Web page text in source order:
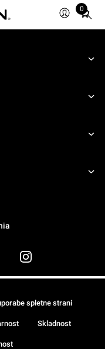
0
Total
items
cart:
spletne strani
Skladnost